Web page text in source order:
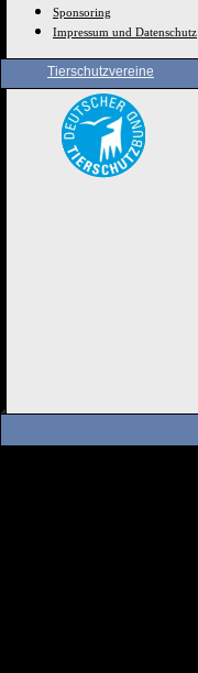
Sponsoring
Impressum und Datenschutz
Tierschutzvereine